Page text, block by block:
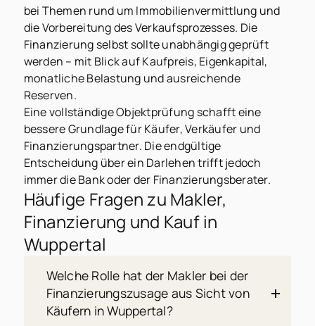
bei Themen rund um Immobilienvermittlung und
die Vorbereitung des Verkaufsprozesses. Die
Finanzierung selbst sollte unabhängig geprüft
werden – mit Blick auf Kaufpreis, Eigenkapital,
monatliche Belastung und ausreichende
Reserven.
Eine vollständige Objektprüfung schafft eine
bessere Grundlage für Käufer, Verkäufer und
Finanzierungspartner. Die endgültige
Entscheidung über ein Darlehen trifft jedoch
immer die Bank oder der Finanzierungsberater.
Häufige Fragen zu Makler,
Finanzierung und Kauf in
Wuppertal
Welche Rolle hat der Makler bei der
Finanzierungszusage aus Sicht von
Käufern in Wuppertal?